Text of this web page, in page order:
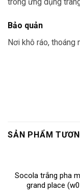
Bảo quản
Nơi khô ráo, thoáng
SẢN PHẨM
Socola trắng pha
grand place